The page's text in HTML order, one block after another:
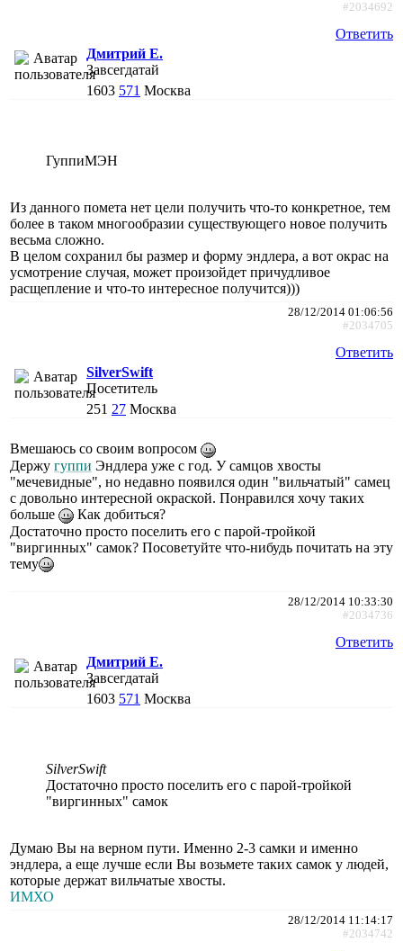
#2034692
Ответить
Дмитрий Е.
Завсегдатай
1603 571 Москва
ГуппиМЭН
Из данного помета нет цели получить что-то конкретное, тем
более в таком многообразии существующего новое получить
весьма сложно.
В целом сохранил бы размер и форму эндлера, а вот окрас на
усмотрение случая, может произойдет причудливое
расщепление и что-то интересное получится)))
28/12/2014 01:06:56
#2034705
Ответить
SilverSwift
Посетитель
251 27 Москва
Вмешаюсь со своим вопросом
Держу гуппи Эндлера уже с год. У самцов хвосты
"мечевидные", но недавно появился один "вильчатый" самец
с довольно интересной окраской. Понравился хочу таких
больше
Как добиться?
Достаточно просто поселить его с парой-тройкой
"виргинных" самок? Посоветуйте что-нибудь почитать на эту
тему
28/12/2014 10:33:30
#2034736
Ответить
Дмитрий Е.
Завсегдатай
1603 571 Москва
SilverSwift
Достаточно просто поселить его с парой-тройкой
"виргинных" самок
Думаю Вы на верном пути. Именно 2-3 самки и именно
эндлера, а еще лучше если Вы возьмете таких самок у людей,
которые держат вильчатые хвосты.
ИМХО
28/12/2014 11:14:17
#2034742